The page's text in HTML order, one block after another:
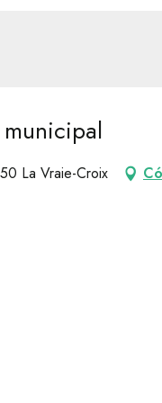
La Vraie-Croix